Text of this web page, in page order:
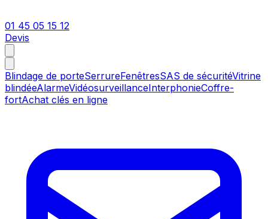
01 45 05 15 12
Devis
Blindage de porteSerrureFenêtresSAS de sécuritéVitrine
blindéeAlarmeVidéosurveillanceInterphonieCoffre-
fortAchat clés en ligne